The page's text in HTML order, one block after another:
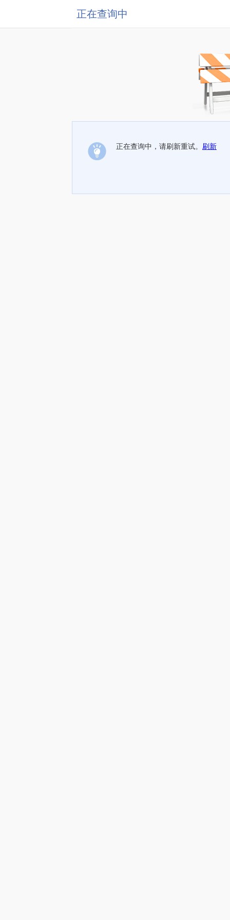
正在查询中
正在查询中，请刷新重试。 刷新